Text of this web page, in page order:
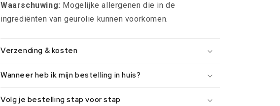
Waarschuwing: Mogelijke allergenen die in de
ingrediënten van geurolie kunnen voorkomen.
Verzending & kosten
Wanneer heb ik mijn bestelling in huis?
Volg je bestelling stap voor stap